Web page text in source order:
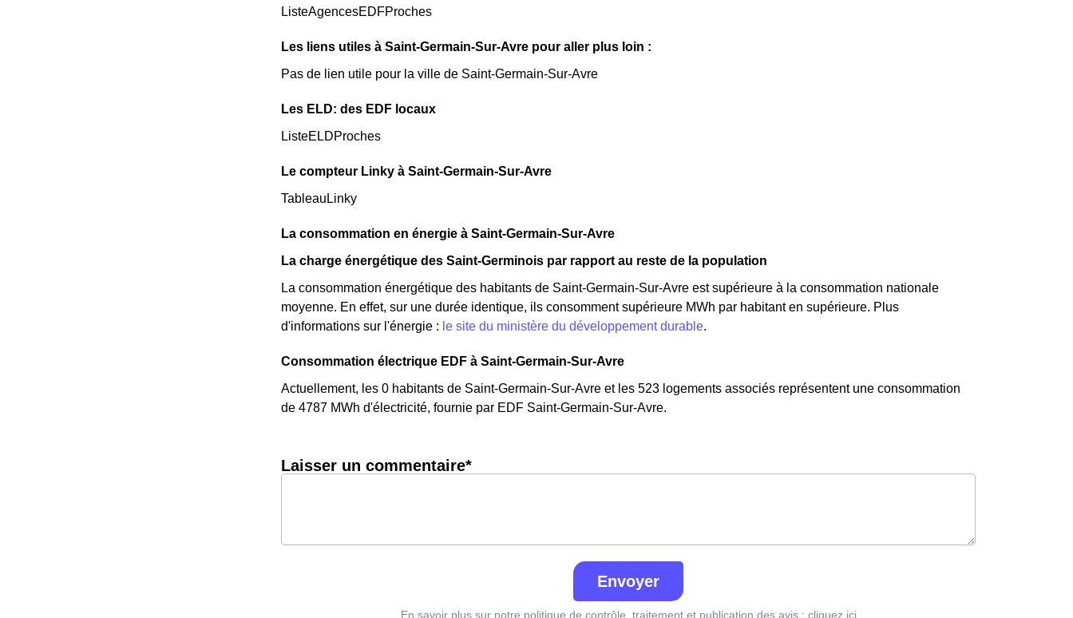
ListeAgencesEDFProches
Les liens utiles à Saint-Germain-Sur-Avre pour aller plus loin :
Pas de lien utile pour la ville de Saint-Germain-Sur-Avre
Les ELD: des EDF locaux
ListeELDProches
Le compteur Linky à Saint-Germain-Sur-Avre
TableauLinky
La consommation en énergie à Saint-Germain-Sur-Avre
La charge énergétique des Saint-Germinois par rapport au reste de la population
La consommation énergétique des habitants de Saint-Germain-Sur-Avre est supérieure à la consommation nationale
moyenne. En effet, sur une durée identique, ils consomment supérieure MWh par habitant en supérieure. Plus
d'informations sur l'énergie : le site du ministère du développement durable.
Consommation électrique EDF à Saint-Germain-Sur-Avre
Actuellement, les 0 habitants de Saint-Germain-Sur-Avre et les 523 logements associés représentent une consommation
de 4787 MWh d'électricité, fournie par EDF Saint-Germain-Sur-Avre.
Laisser un commentaire*
Envoyer
En savoir plus sur notre politique de contrôle, traitement et publication des avis : cliquez ici